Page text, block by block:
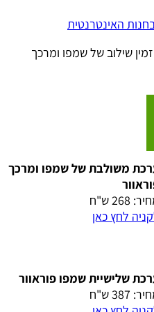
האינטרנטית
להזמין שילוב של שמפו ומרכך
משולבת של שמפו ומרכך
268 ש"ח
לחץ כאן
שלישיית שמפו פוראוור
387 ש"ח